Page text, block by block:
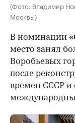
(Фото: Владимир
Москвы)
В номинации
место занял
Воробьевых
после
времен СССР и